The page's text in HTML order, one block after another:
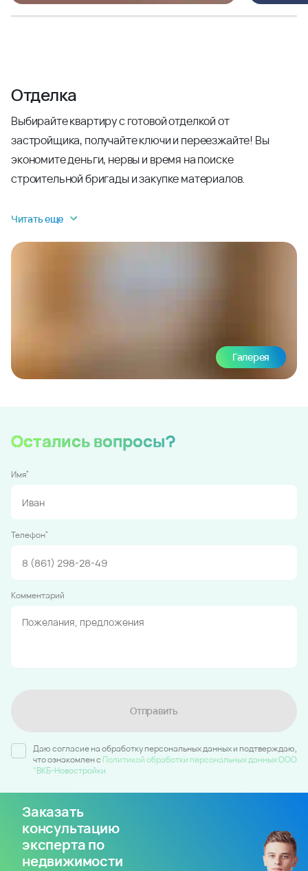
Отделка
Выбирайте квартиру с готовой отделкой от
застройщика, получайте ключи и переезжайте! Вы
экономите деньги, нервы и время на поиске
строительной бригады и закупке материалов.
Читать еще
Галерея
Остались вопросы?
Имя*
Телефон*
Комментарий
Отправить
Даю согласие на обработку персональных данных и подтверждаю,
что ознакомлен c Политикой обработки персональных данных ООО
"ВКБ-Новостройки
Заказать
консультацию
эксперта по
недвижимости